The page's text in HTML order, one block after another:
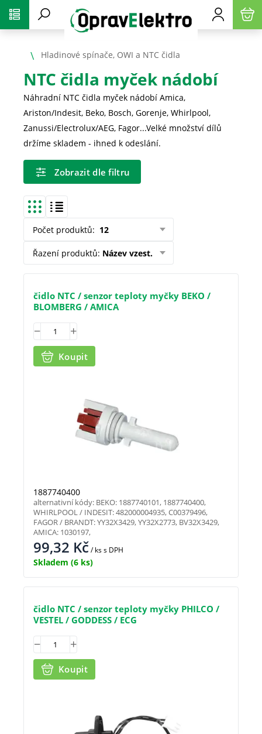
Hladinové spínače, OWI a NTC čidla
NTC čidla myček nádobí
Náhradní NTC čidla myček nádobí Amica,
Ariston/Indesit, Beko, Bosch, Gorenje, Whirlpool,
Zanussi/Electrolux/AEG, Fagor...Velké množství dílů
držíme skladem - ihned k odeslání.
Zobrazit dle filtru
Počet produktů: 12
Řazení produktů: Název vzest.
čidlo NTC / senzor teploty myčky BEKO /
BLOMBERG / AMICA
1887740400
99,32 Kč/ kss DPH
Skladem (6 ks)
Koupit
alternativní kódy: BEKO: 1887740101, 1887740400,
WHIRLPOOL / INDESIT: 482000004935, C00379496,
FAGOR / BRANDT: YY32X3429, YY32X2773, BV32X3429,
AMICA: 1030197,
čidlo NTC / senzor teploty myčky PHILCO /
VESTEL / GODDESS / ECG
Koupit